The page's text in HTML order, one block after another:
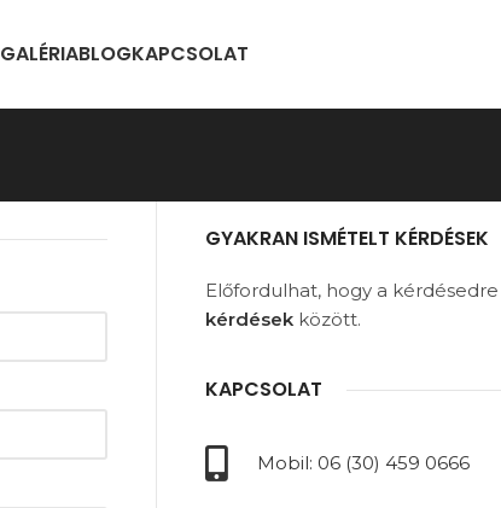
GALÉRIABLOGKAPCSOLAT
GYAKRAN ISMÉTELT KÉRDÉSEK
Előfordulhat, hogy a
kérdések között.
KAPCSOLAT
Mobil: 06 (30) 459 0666